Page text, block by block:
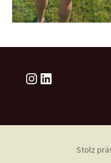
Instagram
LinkedIn
Stolz